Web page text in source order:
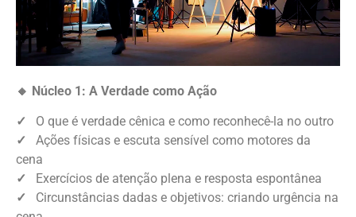
🔸 Núcleo 1: A Verdade como Ação
✓ O que é verdade cênica e como reconhecê-la no outro
✓ Ações físicas e escuta sensível como motores da
cena
✓
Exercícios de atenção plena e resposta espontânea
✓ Circunstâncias dadas e objetivos: criando urgência na